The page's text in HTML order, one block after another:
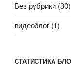
Без рубрики (30)
видеоблог (1)
СТАТИСТИКА